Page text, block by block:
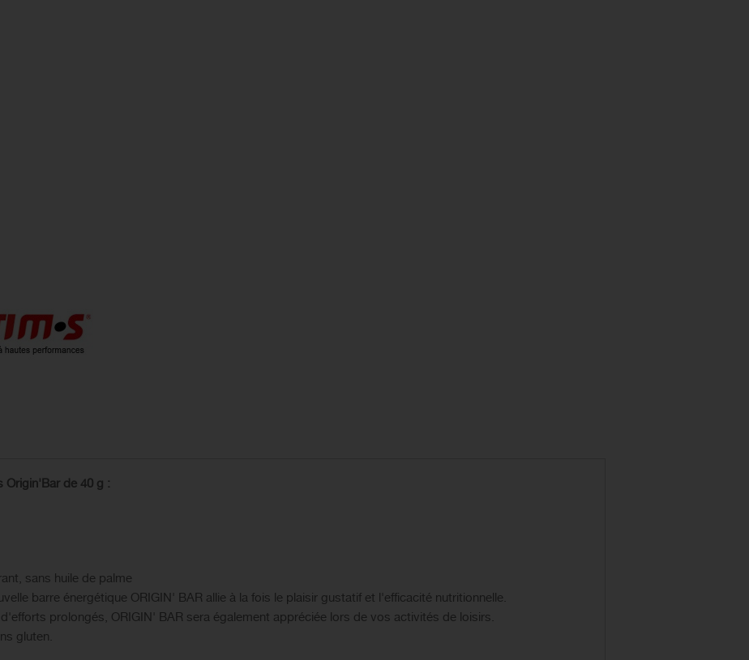
de 40 g :
sans huile de palme
barre énergétique ORIGIN' BAR allie à la fois le plaisir gustatif et l'efficacité nutritionnelle.
prolongés, ORIGIN' BAR sera également appréciée lors de vos activités de loisirs.
gluten.